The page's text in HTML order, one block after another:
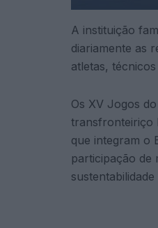
A instituição
diariamente as
atletas,
Os XV Jogos
transfronteiriço
que integram o
participação de